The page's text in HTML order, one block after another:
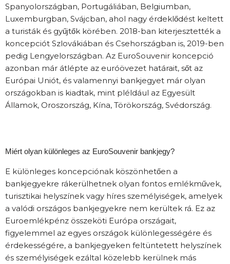
Spanyolországban, Portugáliában, Belgiumban,
Luxemburgban, Svájcban, ahol nagy érdeklődést keltett
a turisták és gyűjtők körében. 2018-ban kiterjesztették a
koncepciót Szlovákiában és Csehországban is, 2019-ben
pedig Lengyelországban. Az EuroSouvenir koncepció
azonban már átlépte az euróövezet határait, sőt az
Európai Uniót, és valamennyi bankjegyet már olyan
országokban is kiadtak, mint pléldául az Egyesült
Államok, Oroszország, Kína, Törökország, Svédország.
Miért olyan különleges az EuroSouvenir bankjegy?
E különleges koncepciónak köszönhetően a
bankjegyekre rákerülhetnek olyan fontos emlékművek,
turisztikai helyszínek vagy híres személyiségek, amelyek
a valódi országos bankjegyekre nem kerültek rá. Ez az
Euroemlékpénz összeköti Európa országait,
figyelemmel az egyes országok különlegességére és
érdekességére, a bankjegyeken feltüntetett helyszínek
és személyiségek ezáltal közelebb kerülnek más